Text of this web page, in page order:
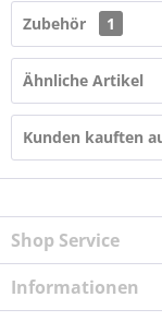
Zubehör 1
Ähnliche Artikel
Kunden kauften
Shop Service
Informationen